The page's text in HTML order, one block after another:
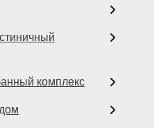
комплекс